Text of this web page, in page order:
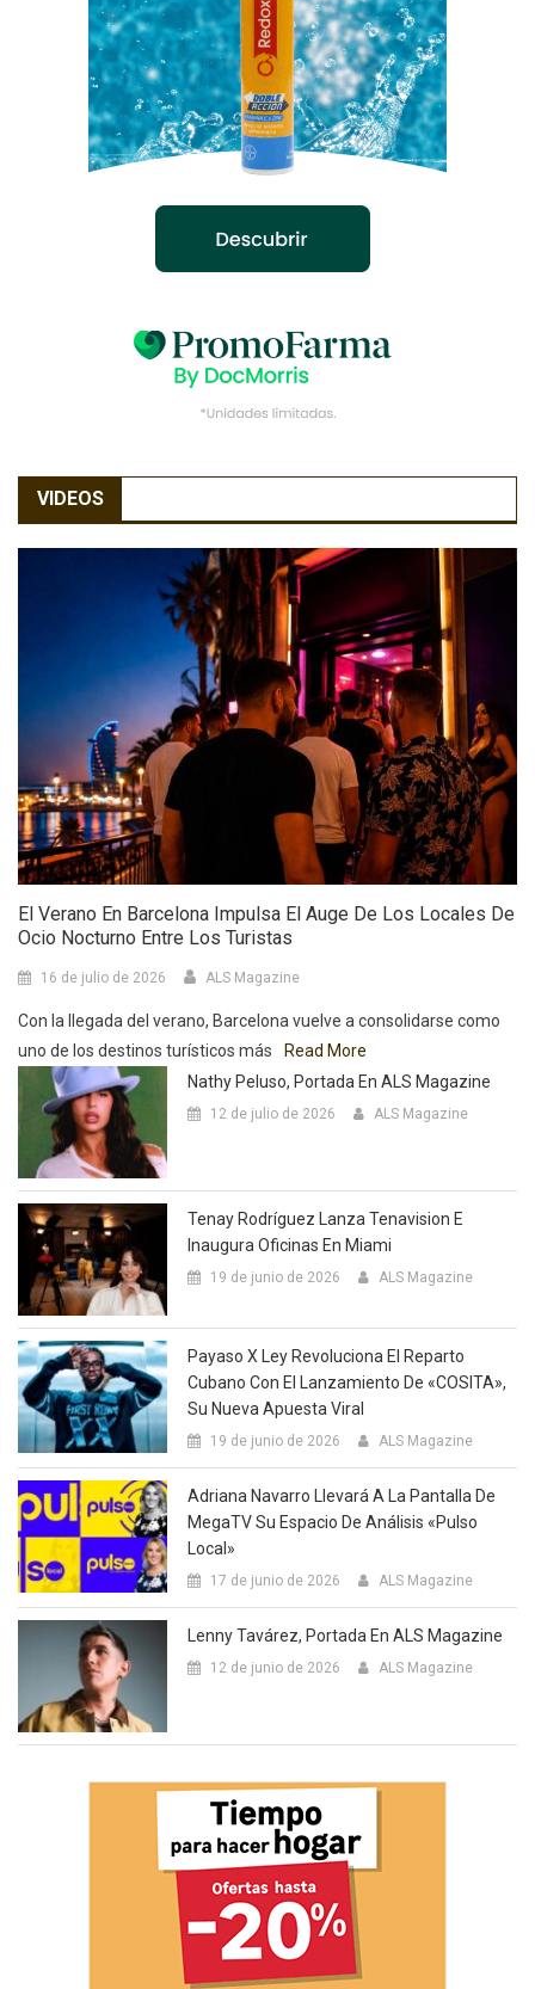
VIDEOS
El Verano En Barcelona Impulsa El Auge De Los Locales De
Ocio Nocturno Entre Los Turistas
16 de julio de 2026 ALS Magazine
Con la llegada del verano, Barcelona vuelve a consolidarse como
uno de los destinos turísticos más
Read More
Nathy Peluso, Portada En ALS Magazine
12 de julio de 2026 ALS Magazine
Tenay Rodríguez Lanza Tenavision E
Inaugura Oficinas En Miami
19 de junio de 2026 ALS Magazine
Payaso X Ley Revoluciona El Reparto
Cubano Con El Lanzamiento De «COSITA»,
Su Nueva Apuesta Viral
19 de junio de 2026 ALS Magazine
Adriana Navarro Llevará A La Pantalla De
MegaTV Su Espacio De Análisis «Pulso
Local»
17 de junio de 2026 ALS Magazine
Lenny Tavárez, Portada En ALS Magazine
12 de junio de 2026 ALS Magazine